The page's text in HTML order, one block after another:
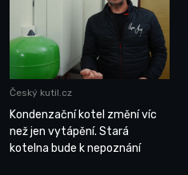
Český kutil.cz
Kondenzační kotel změní víc
než jen vytápění. Stará
kotelna bude k nepoznání